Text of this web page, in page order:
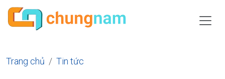
Trang chủ Tin tức